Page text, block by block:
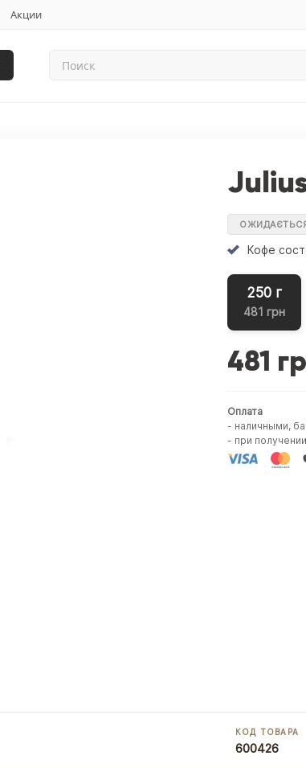
Акции
Кофе
250 г
481 грн
481
Оплата
- наличными,
- при
КОД ТОВАРА
600426